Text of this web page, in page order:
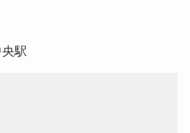
駅